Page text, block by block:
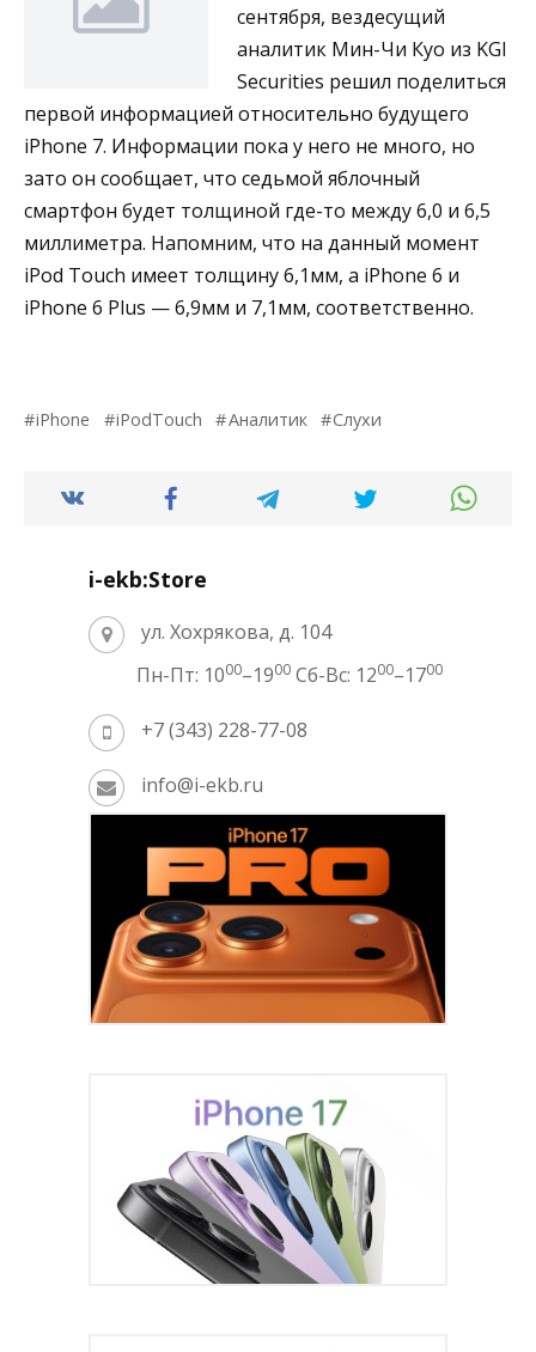
сентября, вездесущий
аналитик Мин-Чи Куо из KGI
Securities решил поделиться
первой информацией относительно будущего
iPhone 7. Информации пока у него не много, но
зато он сообщает, что седьмой яблочный
смартфон будет толщиной где-то между 6,0 и 6,5
миллиметра. Напомним, что на данный момент
iPod Touch имеет толщину 6,1мм, а iPhone 6 и
iPhone 6 Plus — 6,9мм и 7,1мм, соответственно.
iPhone iPodTouch Аналитик Слухи
i-ekb:Store
ул. Хохрякова, д. 104
Пн-Пт: 1000–1900 Сб-Вс: 1200–1700
+7 (343) 228-77-08
info@i-ekb.ru